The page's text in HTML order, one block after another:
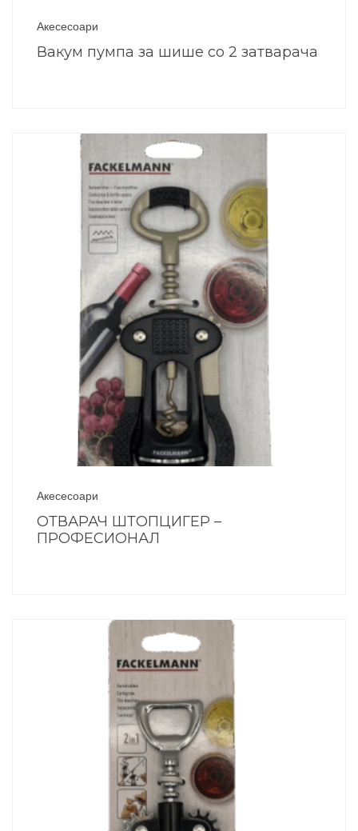
Акесесоари
Вакум пумпа за шише со 2 затварача
Акесесоари
ОТВАРАЧ ШТОПЦИГЕР –
ПРОФЕСИОНАЛ